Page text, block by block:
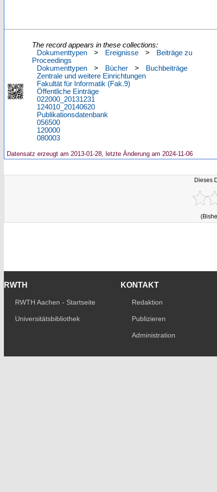
The record appears in these collections:
Dokumenttypen
> Ereignisse >
Beiträge zu
Proceedings
Dokumenttypen
> Bücher >
Buchbeiträge
Zentrale und weitere Einrichtungen
Fakultät für Informatik (Fak.9)
Öffentliche Einträge
022000_20131231
124010_20140620
Publikationsdatenbank
056500
120000
080003
Datensatz erzeugt am 2013-01-28, letzte Änderung am 2024-11-06
Dieses
RWTH
RWTH Aachen - Startseite
Universitätsbibliothek
KONTAKT
Redaktion
Publizieren
Administration